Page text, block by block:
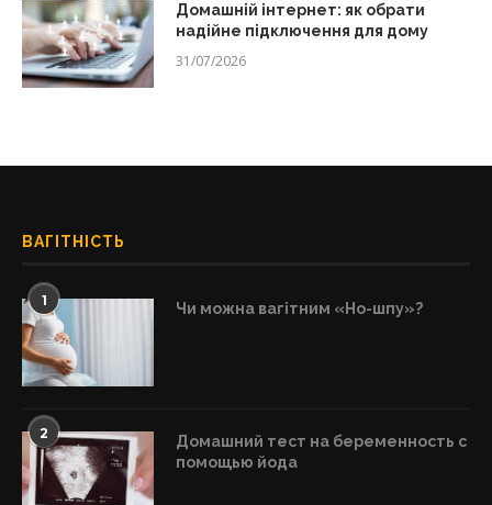
Домашній інтернет: як обрати
надійне підключення для дому
31/07/2026
ВАГІТНІСТЬ
1 Чи можна вагітним «Но-шпу»?
2
Домашний тест на беременность с
помощью йода